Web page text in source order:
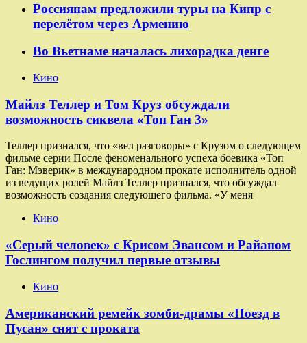
Россиянам предложили туры на Кипр с
перелётом через Армению
Во Вьетнаме началась лихорадка денге
Кино
Майлз Теллер и Том Круз обсуждали
возможность сиквела «Топ Ган 3»
Теллер признался, что «вел разговоры» с Крузом о следующем
фильме серии После феноменального успеха боевика «Топ
Ган: Мэверик» в международном прокате исполнитель одной
из ведущих ролей Майлз Теллер признался, что обсуждал
возможность создания следующего фильма. «У меня
Кино
«Серый человек» с Крисом Эвансом и Райаном
Гослингом получил первые отзывы
Кино
Американский ремейк зомби-драмы «Поезд в
Пусан» снят с проката